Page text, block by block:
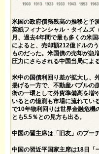
米国の政府債務残高の推移と予
英紙フィナンシャル・タイムズ
月、過去4年間で最も多くの米
によると、売却額212億ドルの
ものだった。米国債の売却が急
圧力にさらされる中国当局によ
米中の国債利回り差が拡大し、
揚げる一方で、不動産バブルの
衛の一環として外貨準備高を増
いるとの憶測も市場に流れてい
で10年物利回りは世界金融危機
とも5.5％との見方も出る。
中国の習主席は「旧友」のプー
中国の習近平国家主席は18日「